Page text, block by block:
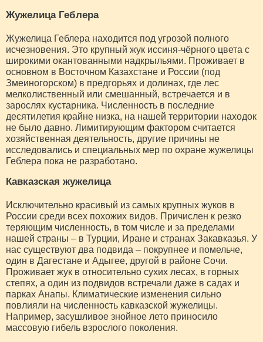
Жужелица Геблера
Жужелица Геблера находится под угрозой полного
исчезновения. Это крупный жук иссиня-чёрного цвета с
широкими окантованными надкрыльями. Проживает в
основном в Восточном Казахстане и России (под
Змеиногорском) в предгорьях и долинах, где лес
мелколиственный или смешанный, встречается и в
зарослях кустарника. Численность в последние
десятилетия крайне низка, на нашей территории находок
не было давно. Лимитирующим фактором считается
хозяйственная деятельность, другие причины не
исследовались и специальных мер по охране жужелицы
Геблера пока не разработано.
Кавказская жужелица
Исключительно красивый из самых крупных жуков в
России среди всех похожих видов. Причислен к резко
теряющим численность, в том числе и за пределами
нашей страны – в Турции, Иране и странах Закавказья. У
нас существуют два подвида – покрупнее и помельче,
один в Дагестане и Адыгее, другой в районе Сочи.
Проживает жук в относительно сухих лесах, в горных
степях, а один из подвидов встречали даже в садах и
парках Анапы. Климатические изменения сильно
повлияли на численность кавказской жужелицы.
Например, засушливое знойное лето приносило
массовую гибель взрослого поколения.